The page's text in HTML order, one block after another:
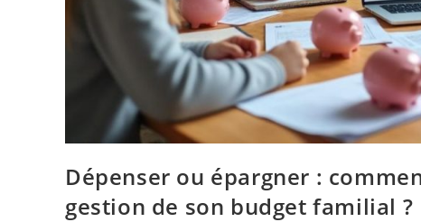
Dépenser ou épargner :
gestion de son budget familial ?